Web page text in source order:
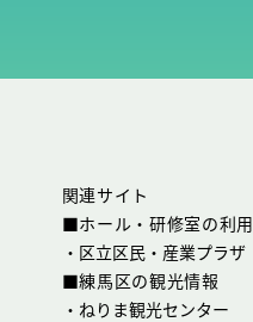
関連サイト
■ホール・研修室の利用
・ 区立区民・産業プラザ
■練馬区の観光情報
・ ねりま観光センター